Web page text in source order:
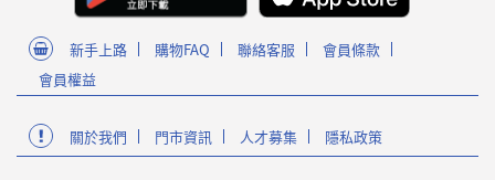
新手上路 購物FAQ 聯絡客服
會員條款
會員權益
關於我們 門市資訊 人才募集 隱私政策